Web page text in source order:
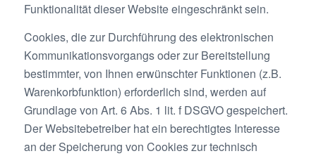
Funktionalität dieser Website eingeschränkt sein.
Cookies, die zur Durchführung des elektronischen
Kommunikationsvorgangs oder zur Bereitstellung
bestimmter, von Ihnen erwünschter Funktionen (z.B.
Warenkorbfunktion) erforderlich sind, werden auf
Grundlage von Art. 6 Abs. 1 lit. f DSGVO gespeichert.
Der Websitebetreiber hat ein berechtigtes Interesse
an der Speicherung von Cookies zur technisch